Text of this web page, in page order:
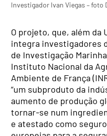
Investigador Ivan Viegas – foto
O projeto, que, além da
integra investigadores
de Investigação
Instituto Nacional da
Ambiente de França
“um subproduto da
aumento de produção
tornar-se num
e atestado como